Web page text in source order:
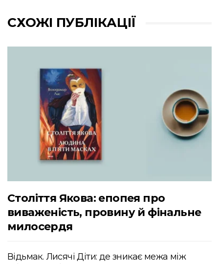
СХОЖІ ПУБЛІКАЦІЇ
Століття Якова: епопея про
виваженість, провину й фінальне
милосердя
Відьмак. Лисячі Діти: де зникає межа між